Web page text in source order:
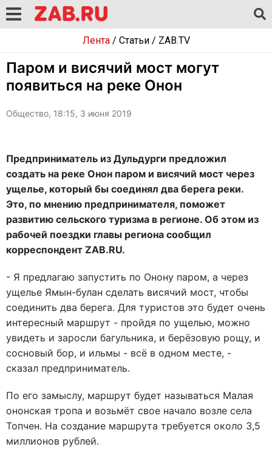
Лента/ Статьи/ ZAB.TV
Паром и висячий мост могут
появиться на реке Онон
Общество, 18:15, 3 июня 2019
Предприниматель из Дульдурги предложил
создать на реке Онон паром и висячий мост через
ущелье, который бы соединял два берега реки.
Это, по мнению предпринимателя, поможет
развитию сельского туризма в регионе. Об этом из
рабочей поездки главы региона сообщил
корреспондент ZAB.RU.
- Я предлагаю запустить по Онону паром, а через
ущелье Ямын-булан сделать висячий мост, чтобы
соединить два берега. Для туристов это будет очень
интересный маршрут - пройдя по ущелью, можно
увидеть и заросли багульника, и берёзовую рощу, и
сосновый бор, и ильмы - всё в одном месте, -
сказал предприниматель.
По его замыслу, маршрут будет называться Малая
ононская тропа и возьмёт свое начало возле села
Топчен. На создание маршрута требуется около 3,5
миллионов рублей.